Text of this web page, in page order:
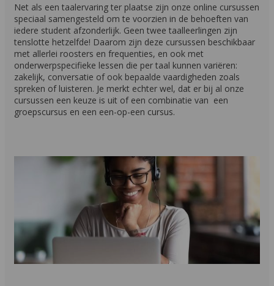
Net als een taalervaring ter plaatse zijn onze online cursussen
speciaal samengesteld om te voorzien in de behoeften van
iedere student afzonderlijk. Geen twee taalleerlingen zijn
tenslotte hetzelfde! Daarom zijn deze cursussen beschikbaar
met allerlei roosters en frequenties, en ook met
onderwerpspecifieke lessen die per taal kunnen variëren:
zakelijk, conversatie of ook bepaalde vaardigheden zoals
spreken of luisteren. Je merkt echter wel, dat er bij al onze
cursussen een keuze is uit of een combinatie van een
groepscursus en een een-op-een cursus.